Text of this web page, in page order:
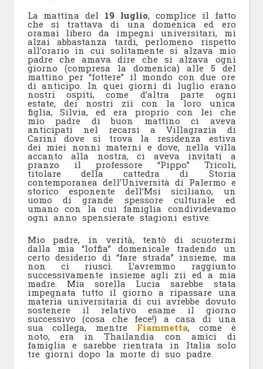
La mattina del 19 luglio, complice il fatto
che si trattava di una domenica ed ero
oramai libero da impegni universitari, mi
alzai abbastanza tardi, perlomeno rispetto
all’orario in cui solitamente si alzava mio
padre che amava dire che si alzava ogni
giorno (compresa la domenica) alle 5 del
mattino per “fottere” il mondo con due ore
di anticipo. In quei giorni di luglio erano
nostri ospiti, come d’altra parte ogni
estate, dei nostri zii con la loro unica
figlia, Silvia, ed era proprio con lei che
mio padre di buon mattino ci aveva
anticipati nel recarsi a Villagrazia di
Carini dove si trova la residenza estiva
dei miei nonni materni e dove, nella villa
accanto alla nostra, ci aveva invitati a
pranzo il professore “Pippo” Tricoli,
titolare della cattedra di Storia
contemporanea dell’Università di Palermo e
storico esponente dell’Msi siciliano, un
uomo di grande spessore culturale ed
umano con la cui famiglia condividevamo
ogni anno spensierate stagioni estive.
Mio padre, in verità, tentò di scuotermi
dalla mia “loffia” domenicale tradendo un
certo desiderio di “fare strada” insieme, ma
non ci riuscì. L’avremmo raggiunto
successivamente insieme agli zii ed a mia
madre. Mia sorella Lucia sarebbe stata
impegnata tutto il giorno a ripassare una
materia universitaria di cui avrebbe dovuto
sostenere il relativo esame il giorno
successivo (cosa che fece!) a casa di una
sua collega, mentre Fiammetta, come è
noto, era in Thailandia con amici di
famiglia e sarebbe rientrata in Italia solo
tre giorni dopo la morte di suo padre.